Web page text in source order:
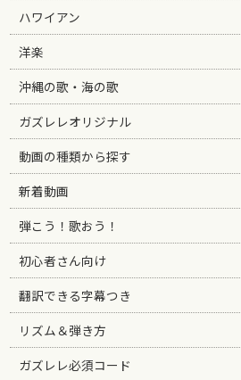
ハワイアン
洋楽
沖縄の歌・海の歌
ガズレレオリジナル
動画の種類から探す
新着動画
弾こう！歌おう！
初心者さん向け
翻訳できる字幕つき
リズム＆弾き方
ガズレレ必須コード